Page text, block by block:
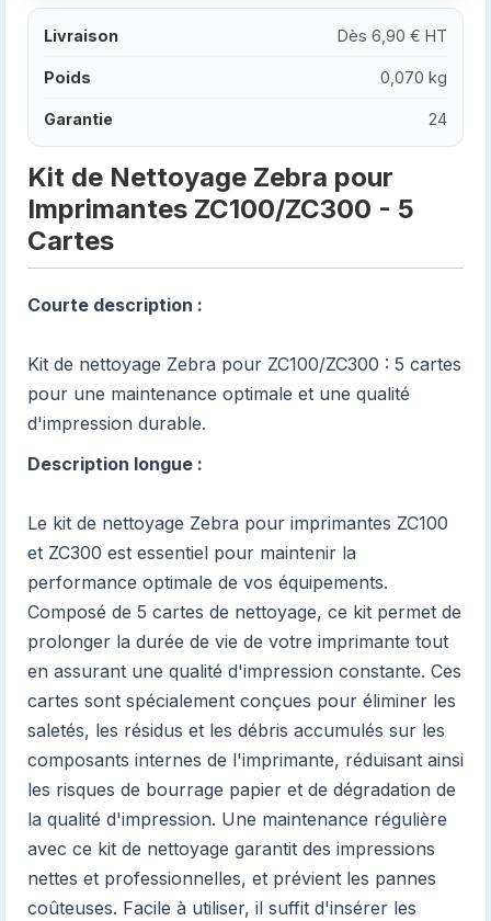
Livraison Dès 6,90 € HT
Poids 0,070 kg
Garantie 24
Kit de Nettoyage Zebra pour
Imprimantes ZC100/ZC300 - 5
Cartes
Courte description :
Kit de nettoyage Zebra pour ZC100/ZC300 : 5 cartes
pour une maintenance optimale et une qualité
d'impression durable.
Description longue :
Le kit de nettoyage Zebra pour imprimantes ZC100
et ZC300 est essentiel pour maintenir la
performance optimale de vos équipements.
Composé de 5 cartes de nettoyage, ce kit permet de
prolonger la durée de vie de votre imprimante tout
en assurant une qualité d'impression constante. Ces
cartes sont spécialement conçues pour éliminer les
saletés, les résidus et les débris accumulés sur les
composants internes de l'imprimante, réduisant ainsi
les risques de bourrage papier et de dégradation de
la qualité d'impression. Une maintenance régulière
avec ce kit de nettoyage garantit des impressions
nettes et professionnelles, et prévient les pannes
coûteuses. Facile à utiliser, il suffit d'insérer les